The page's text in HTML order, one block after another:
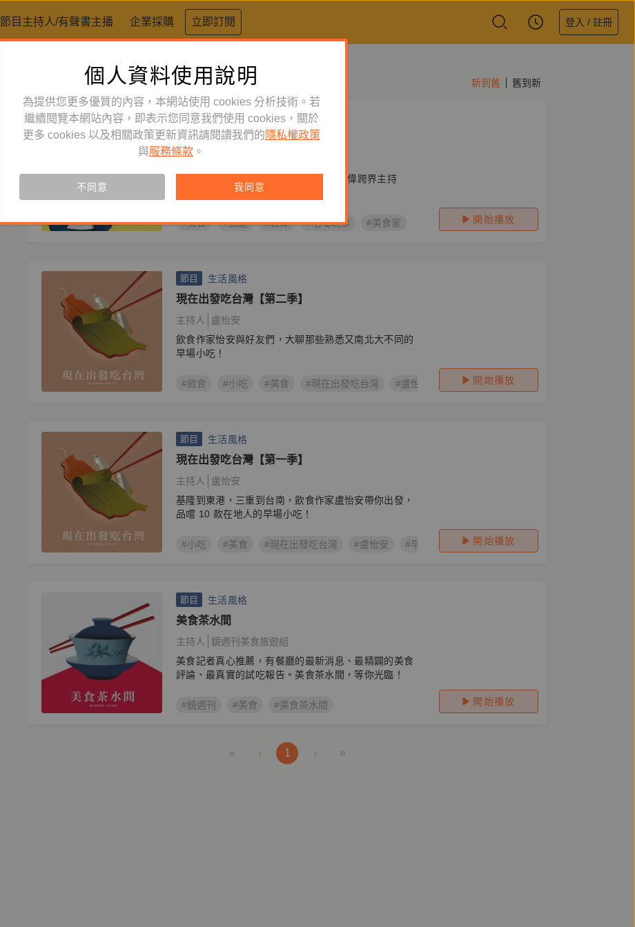
節目主持人/有聲書主播 企業採購 立即訂閱 登入 / 註冊
新到舊 舊到新
節目 生活風格
裴社長吃喝玩樂
主持人
生活再忙，都要過得有滋有味！ ——裴偉跨界主持
#美食 #旅遊 #裴偉 #吃喝玩樂 #美食家 開始播放
節目 生活風格
現在出發吃台灣【第二季】
主持人
盧怡安
飲食作家怡安與好友們，大聊那些熟悉又南北大不同的
早場小吃！
#飲食 #小吃 #美食 #現在出發吃台灣 #盧怡安 #早餐 #飲食文化
開始播放
節目 生活風格
現在出發吃台灣【第一季】
主持人
盧怡安
基隆到東港，三重到台南，飲食作家盧怡安帶你出發，
品嚐 10 款在地人的早場小吃！
#小吃 #美食 #現在出發吃台灣 #盧怡安 #早餐 開始播放
節目 生活風格
美食茶水間
主持人
鏡週刊美食旅遊組
美食記者真心推薦，有餐廳的最新消息、最精闢的美食
評論、最真實的試吃報告。美食茶水間，等你光臨！
#鏡週刊 #美食 #美食茶水間 開始播放
« ‹ 1 › »
個人資料使用說明
為提供您更多優質的內容，本網站使用 cookies 分析技術。若
繼續閱覽本網站內容，即表示您同意我們使用 cookies，關於
更多 cookies 以及相關政策更新資訊請閱讀我們的 隱私權政策
與服務條款 。
不同意 我同意